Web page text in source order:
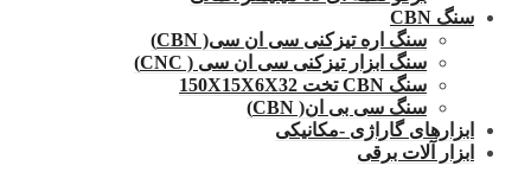
سنگ CBN
سنگ اره تیزکنی سی ان سی( CBN)
سنگ ابزار تیزکنی سی ان سی ( CNC)
سنگ CBN تخت 150X15X6X32
سنگ سی بی ان( CBN)
ابزارهای گاراژی -مکانیکی
ابزار آلات برقی